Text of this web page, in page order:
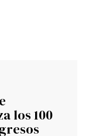
los 100